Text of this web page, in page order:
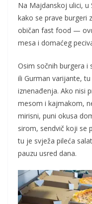
Na Majdanskoj ulici,
kako se prave burgeri
običan fast food —
mesa i domaćeg
Osim sočnih burgera i
ili Gurman varijante,
iznenađenja. Ako nisi
mesom i kajmakom,
mirisni, puni okusa
sirom, sendvič koji se
tu je svježa pileća
pauzu usred dana.